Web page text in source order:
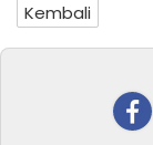
Kembali